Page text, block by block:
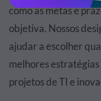
como as metas e
objetiva. Nossos
ajudar a escolher
melhores estratégias
projetos de TI e